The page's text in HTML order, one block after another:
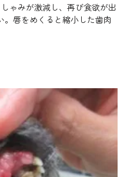
ゃみが激減し、再び食欲が出
唇をめくると縮小した歯肉